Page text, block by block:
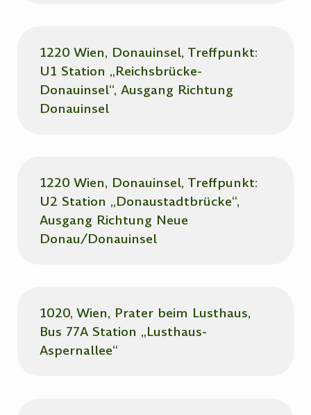
1220 Wien, Donauinsel, Treffpunkt:
U1 Station „Reichsbrücke-
Donauinsel“, Ausgang Richtung
Donauinsel
1220 Wien, Donauinsel, Treffpunkt:
U2 Station „Donaustadtbrücke“,
Ausgang Richtung Neue
Donau/Donauinsel
1020, Wien, Prater beim Lusthaus,
Bus 77A Station „Lusthaus-
Aspernallee“